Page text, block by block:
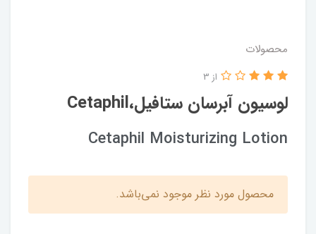
محصولات
لوسیون آبرسان ستافیل،Cetaphil
از 3
Cetaphil Moisturizing Lotion
محصول مورد نظر موجود نمی‌باشد.